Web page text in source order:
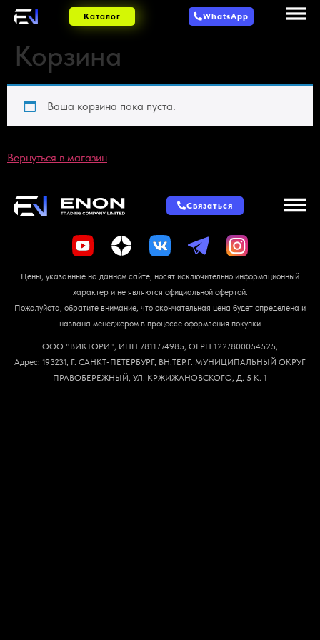
Каталог WhatsApp
Корзина
Ваша корзина пока пуста.
Вернуться в магазин
Связаться
Цены, указанные на данном сайте, носят исключительно информационный
характер и не являются официальной офертой.
Пожалуйста, обратите внимание, что окончательная цена будет определена и
названа менеджером в процессе оформления покупки
ООО "ВИКТОРИ", ИНН 7811774985, ОГРН 1227800054525,
Адрес: 193231, Г. САНКТ-ПЕТЕРБУРГ, ВН.ТЕР.Г. МУНИЦИПАЛЬНЫЙ ОКРУГ
ПРАВОБЕРЕЖНЫЙ, УЛ. КРЖИЖАНОВСКОГО, Д. 5 К. 1